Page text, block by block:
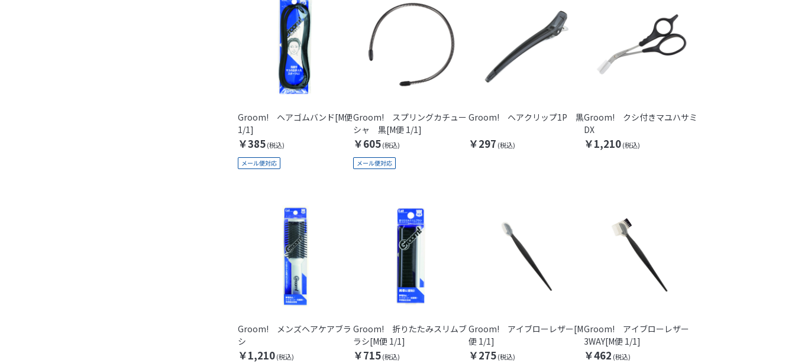
Groom! ヘアゴムバンド[M便
1/1]
￥385
Groom! スプリングカチュー
シャ 黒[M便 1/1]
￥605
Groom! ヘアクリップ1P 黒
￥297
Groom! クシ付きマユハサミ
DX
￥1,210
Groom! メンズヘアケアブラ
シ
￥1,210
Groom! 折りたたみスリムブ
ラシ[M便 1/1]
￥715
Groom! アイブローレザー[M
便 1/1]
￥275
Groom! アイブローレザー
3WAY[M便 1/1]
￥462